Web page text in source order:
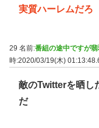
実質ハーレムだろ
29 名前:番組の途中ですが
時:2020/03/19(木)
敵のTwitterを晒し
だ